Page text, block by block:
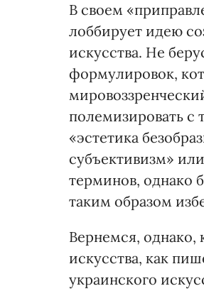
В своем
лоббирует идею
искусства. Не
формулировок,
полемизировать с
«эстетика
субъективизм»
терминов, однако
таким образом
Вернемся, однако,
искусства, как
украинского